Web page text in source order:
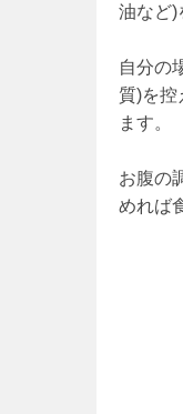
油など)
自分の
質)を控
ます。
お腹の
めれば